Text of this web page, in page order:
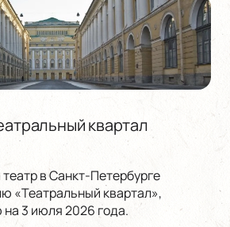
квартал
в Санкт-Петербурге
«Театральный квартал»,
3 июля 2026 года.